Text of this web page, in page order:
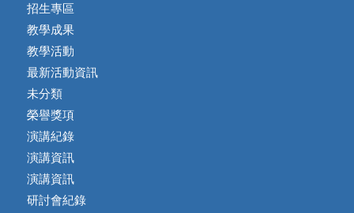
招生專區
教學成果
教學活動
最新活動資訊
未分類
榮譽獎項
演講紀錄
演講資訊
演講資訊
研討會紀錄